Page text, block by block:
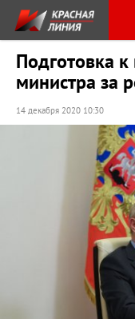
Подготовка
министра за
14 декабря 2020 10:30